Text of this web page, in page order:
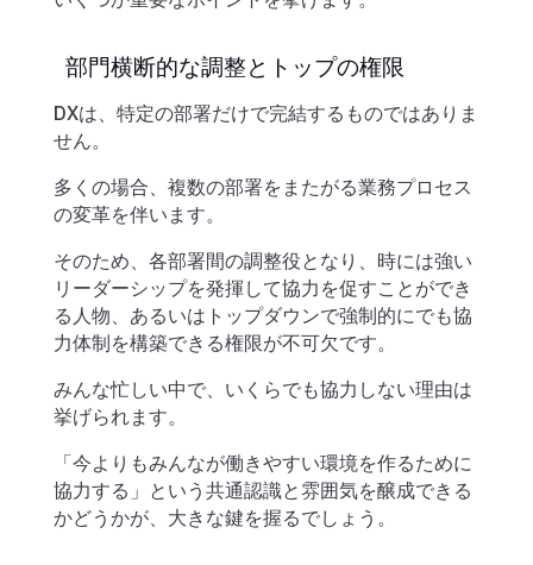
部門横断的な調整とトップの権限
DXは、特定の部署だけで完結するものではありま
せん。
多くの場合、複数の部署をまたがる業務プロセス
の変革を伴います。
そのため、各部署間の調整役となり、時には強い
リーダーシップを発揮して協力を促すことができ
る人物、あるいはトップダウンで強制的にでも協
力体制を構築できる権限が不可欠です。
みんな忙しい中で、いくらでも協力しない理由は
挙げられます。
「今よりもみんなが働きやすい環境を作るために
協力する」という共通認識と雰囲気を醸成できる
かどうかが、大きな鍵を握るでしょう。